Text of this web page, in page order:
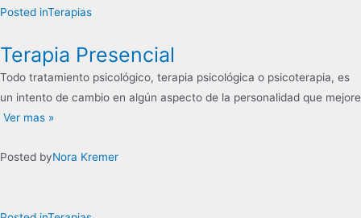
Posted inTerapias
Terapia Presencial
Todo tratamiento psicológico, terapia psicológica o psicoterapia, es
un intento de cambio en algún aspecto de la personalidad que mejore
Ver mas »
Posted byNora Kremer